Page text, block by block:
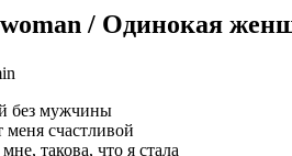
woman / Одинокая
без мужчины
меня счастливой
такова, что я стала